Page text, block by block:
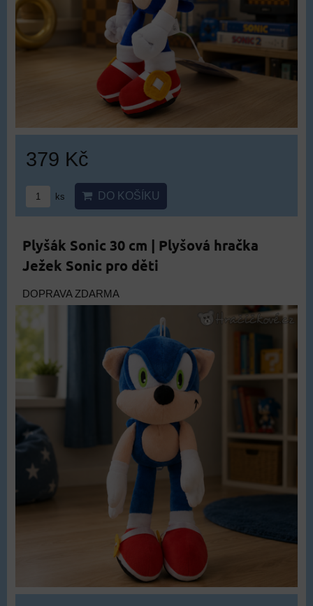
379 Kč
ks DO KOŠÍKU
Plyšák Sonic 30 cm | Plyšová hračka
Ježek Sonic pro děti
DOPRAVA ZDARMA